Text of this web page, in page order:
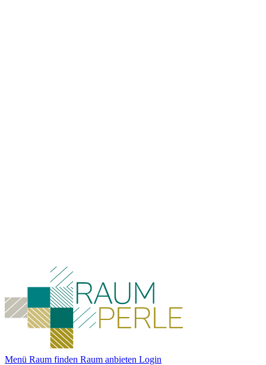
Menü Raum finden Raum anbieten Login